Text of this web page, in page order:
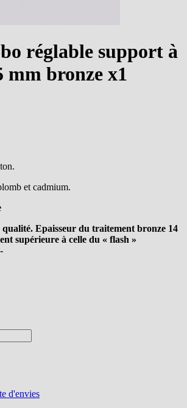
réglable support à
mm bronze x1
et cadmium.
Epaisseur du traitement bronze 14
supérieure à celle du « flash »
d'envies